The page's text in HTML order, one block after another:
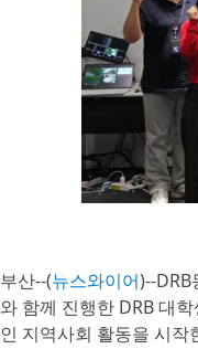
부산--(뉴스와이어)--
와 함께 진행한 DRB 대
인 지역사회 활동을 시작